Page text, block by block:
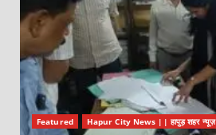
Featured Hapur City News || हापुड़ शहर न्यूज़